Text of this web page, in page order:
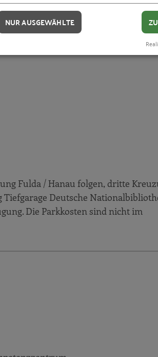
Fulda / Hanau folgen, dritte
Deutsche
Die Parkkosten sind nicht im
NUR AUSGEWÄHLTE